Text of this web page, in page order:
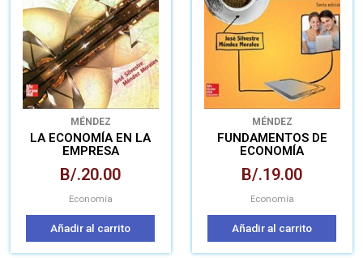
MÉNDEZ
LA ECONOMÍA EN LA
EMPRESA
B/.20.00
Economía
Añadir al carrito
MÉNDEZ
FUNDAMENTOS DE
ECONOMÍA
B/.19.00
Economía
Añadir al carrito